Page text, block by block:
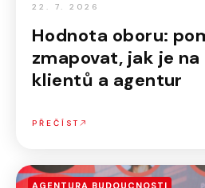
22. 7. 2026
Hodnota oboru:
zmapovat, jak je
klientů a agentur
PŘEČÍST
AGENTURA BUDOUCNOSTI